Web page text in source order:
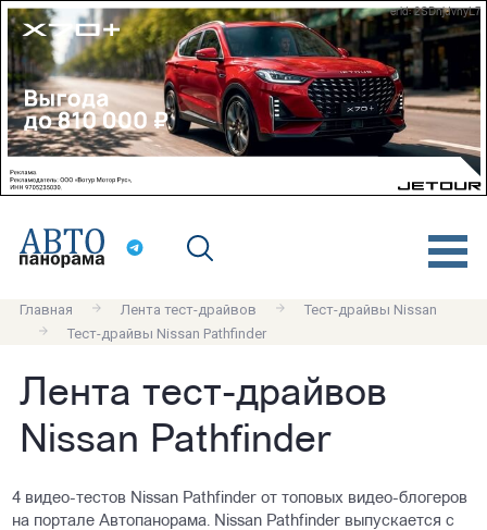
erid: 2SDnjdvnyL7
Главная Лента тест-драйвов
Тест-драйвы Nissan
Тест-драйвы Nissan Pathfinder
Лента тест-драйвов
Nissan Pathfinder
4 видео-тестов Nissan Pathfinder от топовых видео-блогеров
на портале Автопанорама. Nissan Pathfinder выпускается с